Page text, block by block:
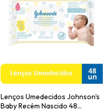
Lenços Umedecidos Johnson's
Baby Recém Nascido 48